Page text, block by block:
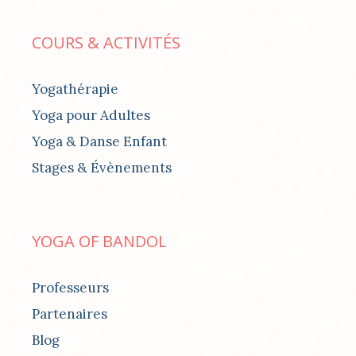
COURS & ACTIVITÉS
Yogathérapie
Yoga pour Adultes
Yoga & Danse Enfant
Stages & Évènements
YOGA OF BANDOL
Professeurs
Partenaires
Blog